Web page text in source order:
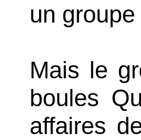
un
Mais le
boules
affaires